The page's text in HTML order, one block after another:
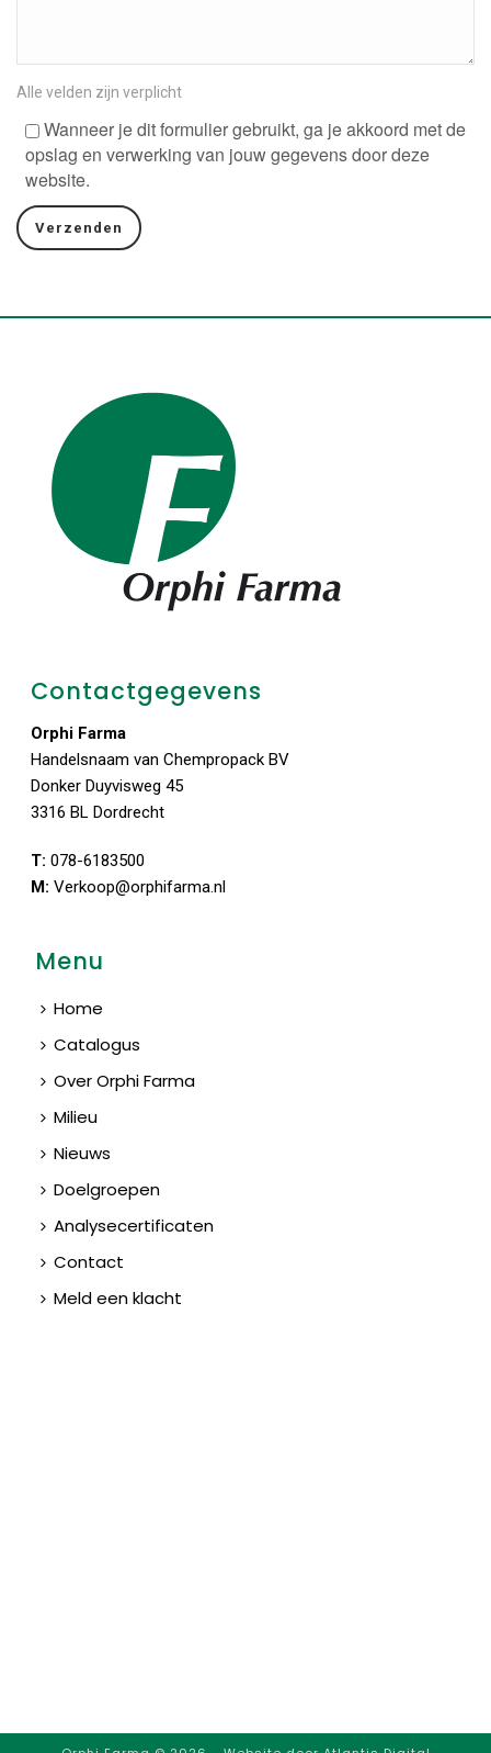
Alle velden zijn verplicht
Wanneer je dit formulier gebruikt, ga je akkoord met de
opslag en verwerking van jouw gegevens door deze
website.
Contactgegevens
Orphi Farma
Handelsnaam van Chempropack BV
Donker Duyvisweg 45
3316 BL Dordrecht
T: 078-6183500
M: Verkoop@orphifarma.nl
Menu
Home
Catalogus
Over Orphi Farma
Milieu
Nieuws
Doelgroepen
Analysecertificaten
Contact
Meld een klacht